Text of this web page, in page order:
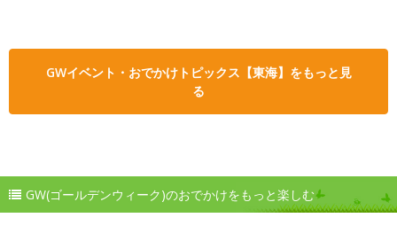
GWイベント・おでかけトピックス【東海】をもっと見
る
GW(ゴールデンウィーク)のおでかけをもっと楽しむ